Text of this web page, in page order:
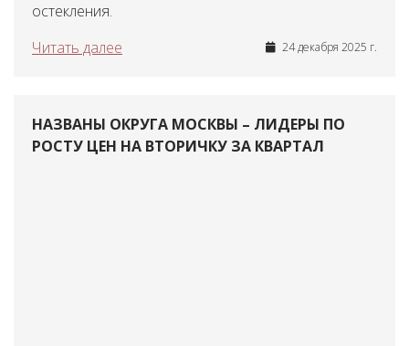
остекления.
Читать далее
24 декабря 2025 г.
НАЗВАНЫ ОКРУГА МОСКВЫ – ЛИДЕРЫ ПО
РОСТУ ЦЕН НА ВТОРИЧКУ ЗА КВАРТАЛ